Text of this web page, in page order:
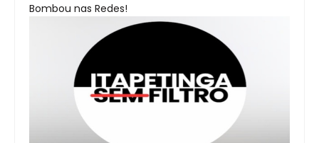
Bombou nas Redes!